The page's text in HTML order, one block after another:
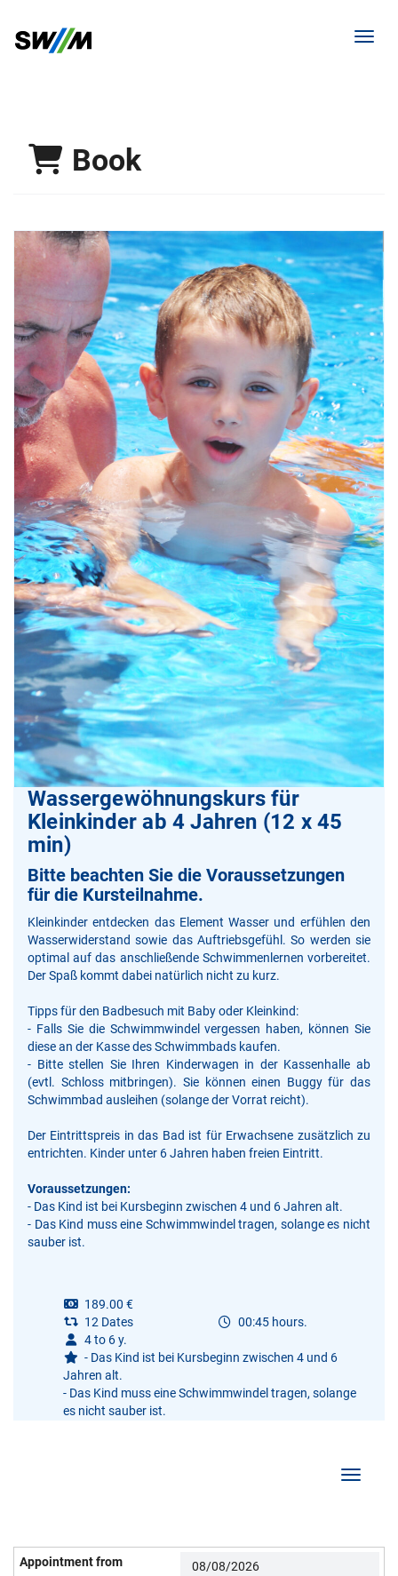
Book
Wassergewöhnungskurs für
Kleinkinder ab 4 Jahren (12 x 45
min)
Bitte beachten Sie die Voraussetzungen
für die Kursteilnahme.
Kleinkinder entdecken das Element Wasser und erfühlen den
Wasserwiderstand sowie das Auftriebsgefühl. So werden sie
optimal auf das anschließende Schwimmenlernen vorbereitet.
Der Spaß kommt dabei natürlich nicht zu kurz.
Tipps für den Badbesuch mit Baby oder Kleinkind:
- Falls Sie die Schwimmwindel vergessen haben, können Sie
diese an der Kasse des Schwimmbads kaufen.
- Bitte stellen Sie Ihren Kinderwagen in der Kassenhalle ab
(evtl. Schloss mitbringen). Sie können einen Buggy für das
Schwimmbad ausleihen (solange der Vorrat reicht).
Der Eintrittspreis in das Bad ist für Erwachsene zusätzlich zu
entrichten. Kinder unter 6 Jahren haben freien Eintritt.
Voraussetzungen:
- Das Kind ist bei Kursbeginn zwischen 4 und 6 Jahren alt.
- Das Kind muss eine Schwimmwindel tragen, solange es nicht
sauber ist.
189.00 €
12 Dates
00:45 hours.
4 to 6 y.
- Das Kind ist bei Kursbeginn zwischen 4 und 6
Jahren alt.
- Das Kind muss eine Schwimmwindel tragen, solange
es nicht sauber ist.
Show/